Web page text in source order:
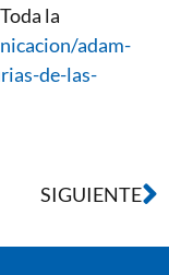
la
adam-
de-las-
SIGUIENTE